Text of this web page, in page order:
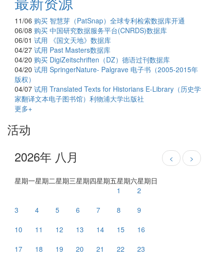
11/06 购买 智慧芽（PatSnap）全球专利检索数据库开通
06/08 购买 中国研究数据服务平台(CNRDS)数据库
06/01 试用
《国文天地》数据库
04/27 试用 Past Masters数据库
04/20 购买 DigiZeitschriften（DZ）德语过刊数据库
04/20 试用 SpringerNature- Palgrave 电子书（2005-2015年
版权）
04/07 试用 Translated Texts for Historians E-Library（历史学
家翻译文本电子图书馆）利物浦大学出版社
更多+
活动
2026年 八月
< >
星期一星期二星期三星期四星期五星期六星期日
1
2
3
4 5 6 7 8
9
10
11 12 13 14 15
16
17
18 19 20 21 22
23